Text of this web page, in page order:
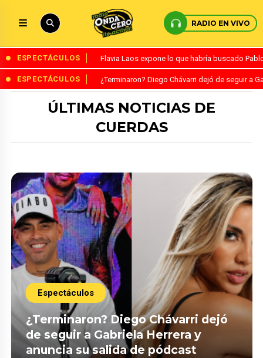
RADIO EN VIVO
ESPECTÁCULOS Flavia Laos expone lo que habría buscado
ESPECTÁCULOS ¿Terminaron? Diego Chávarri dejó de seguir a
ÚLTIMAS NOTICIAS DE
CUERDAS
Espectáculos
¿Terminaron? Diego Chávarri dejó
de seguir a Gabriela Herrera y
anuncia su salida de pódcast